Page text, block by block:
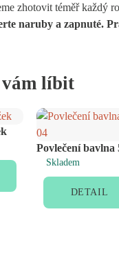
zhotovit téměř každý
naruby a zapnuté.
vám líbit
Povlečení bavlna
Skladem
DETAIL